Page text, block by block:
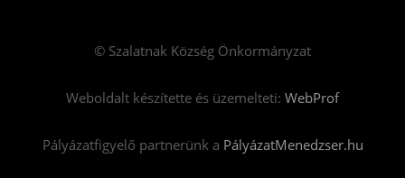
© Szalatnak Község Önkormányzat
Weboldalt készítette és üzemelteti: WebProf
Pályázatfigyelő partnerünk a PályázatMenedzser.hu